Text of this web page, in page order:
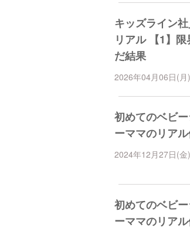
キッズライン
リアル 【1】
だ結果
2026年04月06日(月)
初めてのベビ
ーママのリア
2024年12月27日(金)
初めてのベビ
ーママのリア